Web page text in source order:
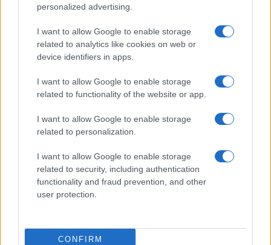
personalized advertising.
I want to allow Google to enable storage
related to analytics like cookies on web or
device identifiers in apps.
I want to allow Google to enable storage
related to functionality of the website or app.
I want to allow Google to enable storage
related to personalization.
I want to allow Google to enable storage
related to security, including authentication
functionality and fraud prevention, and other
user protection.
CONFIRM
Invia un Comunicato Stampa| Pubblicità Segnala
Vuoi rimanere sempre aggiornato?
Iscriviti alla newsletter di Gallura Oggi e ricevi le nostre
email periodiche contenenti le ultime notizie pubblicate
sul sito web!
*